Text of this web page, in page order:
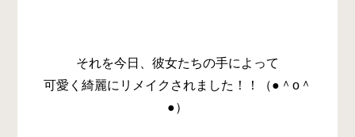
それを今日、彼女たちの手によって
可愛く綺麗にリメイクされました！！（●＾o＾
●）